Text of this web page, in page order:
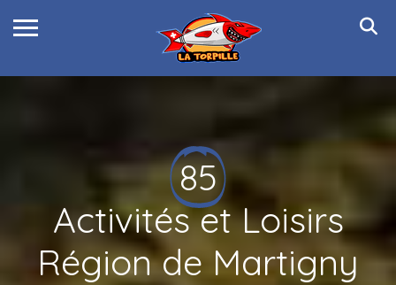
85
Activités et Loisirs
Région de Martigny